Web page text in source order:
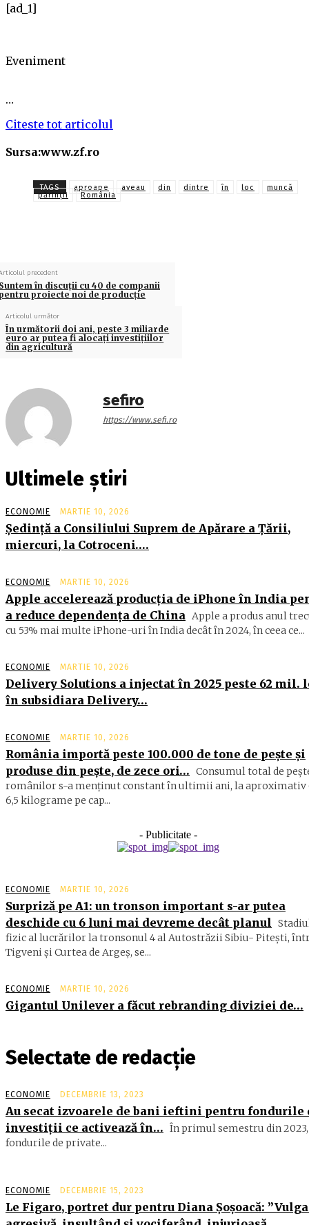
[ad_1]
Eveniment
…
Citeste tot articolul
Sursa:www.zf.ro
TAGS aproape aveau din dintre în loc
muncă
părinţii
România
precedent
în discuţii cu 40 de companii
proiecte noi de producţie
Articolul următor
În următorii doi ani, peste 3 miliarde
euro ar putea fi alocați investiţiilor
din agricultură
sefiro
https://www.sefi.ro
Ultimele știri
ECONOMIE MARTIE 10, 2026
Şedinţă a Consiliului Suprem de Apărare a Ţării,
miercuri, la Cotroceni….
ECONOMIE MARTIE 10, 2026
Apple accelerează producția de iPhone în India
a reduce dependența de China Apple a produs anul
cu 53% mai multe iPhone-uri în India decât în 2024, în ceea ce...
ECONOMIE MARTIE 10, 2026
Delivery Solutions a injectat în 2025 peste 62 mil.
în subsidiara Delivery…
ECONOMIE MARTIE 10, 2026
România importă peste 100.000 de tone de peşte şi
produse din peşte, de zece ori… Consumul total de
ro­mâ­nilor s-a menţinut constant în ul­timii ani, la aproximativ
6,5 ki­lograme pe cap...
- Publicitate -
ECONOMIE MARTIE 10, 2026
Surpriză pe A1: un tronson important s-ar putea
deschide cu 6 luni mai devreme decât planul
fizic al lucrărilor la tronsonul 4 al Autostrăzii Sibiu- Piteşti,
Tigveni şi Curtea de Argeş, se...
ECONOMIE MARTIE 10, 2026
Gigantul Unilever a făcut rebranding diviziei de…
Selectate de redacție
ECONOMIE DECEMBRIE 13, 2023
Au secat izvoarele de bani ieftini pentru fondurile
investiţii ce activează în… În primul semestru din 2023,
fondurile de private...
ECONOMIE DECEMBRIE 15, 2023
Le Figaro, portret dur pentru Diana Șoșoacă: